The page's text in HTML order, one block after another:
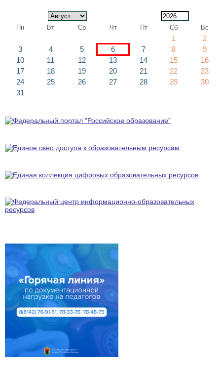
Пн Вт Ср Чт Пт Сб Вс
1
2
3
4 5 6 7 8
9
10
11 12 13 14 15
16
17
18 19 20 21 22
23
24
25 26 27 28 29
30
31